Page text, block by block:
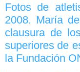
Fotos de
2008. María
clausura de
superiores de
la Fundación